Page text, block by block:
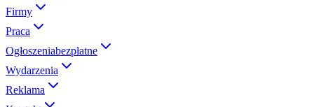
Firmy
Praca
Ogłoszeniabezpłatne
Wydarzenia
Reklama